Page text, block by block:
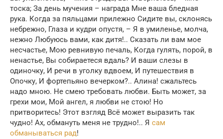
тоска; За день мучения – награда Мне ваша бледная
рука. Когда за пяльцами прилежно Сидите вы, склонясь
небрежно, Глаза и кудри опустя, – Я в умиленье, молча,
нежно Любуюсь вами, как дитя!.. Сказать ли вам мое
несчастье, Мою ревнивую печаль, Когда гулять, порой, в
ненастье, Вы собираетеся вдаль? И ваши слезы в
одиночку, И речи в уголку вдвоем, И путешествия в
Опочку, И фортепьяно вечерком?.. Алина! сжальтесь
надо мною. Не смею требовать любви. Быть может, за
грехи мои, Мой ангел, я любви не стою! Но
притворитесь! Этот взгляд Всё может выразить так
чудно! Ах, обмануть меня не трудно!.. Я сам
обманываться рад!